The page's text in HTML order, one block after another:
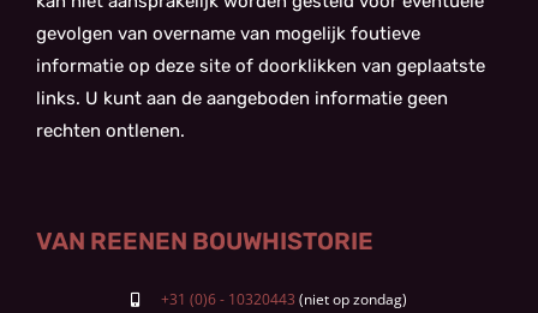
gevolgen van overname van mogelijk foutieve
informatie op deze site of doorklikken van geplaatste
links. U kunt aan de aangeboden informatie geen
rechten ontlenen.
VAN REENEN BOUWHISTORIE
+31 (0)6 - 10320443